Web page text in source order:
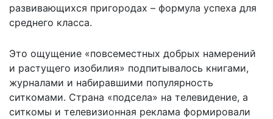
развивающихся пригородах – формула успеха для
среднего класса.
Это ощущение «повсеместных добрых намерений
и растущего изобилия» подпитывалось книгами,
журналами и набиравшими популярность
ситкомами. Страна «подсела» на телевидение, а
ситкомы и телевизионная реклама формировали